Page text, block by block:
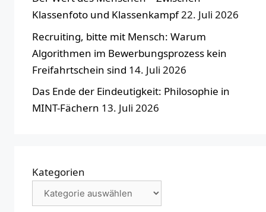
Klassenfoto und Klassenkampf22. Juli 2026
Recruiting, bitte mit Mensch: Warum
Algorithmen im Bewerbungsprozess kein
Freifahrtschein sind 14. Juli 2026
Das Ende der Eindeutigkeit: Philosophie in
MINT-Fächern 13. Juli 2026
Kategorien